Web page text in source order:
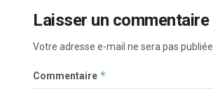
Laisser un commentaire
Votre adresse e-mail ne sera pas publiée.
Commentaire *